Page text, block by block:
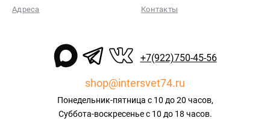
Адреса Контакты
+7(922)750-45-56
shop@intersvet74.ru
Понедельник-пятница с 10 до 20 часов,
Суббота-воскресенье с 10 до 18 часов.